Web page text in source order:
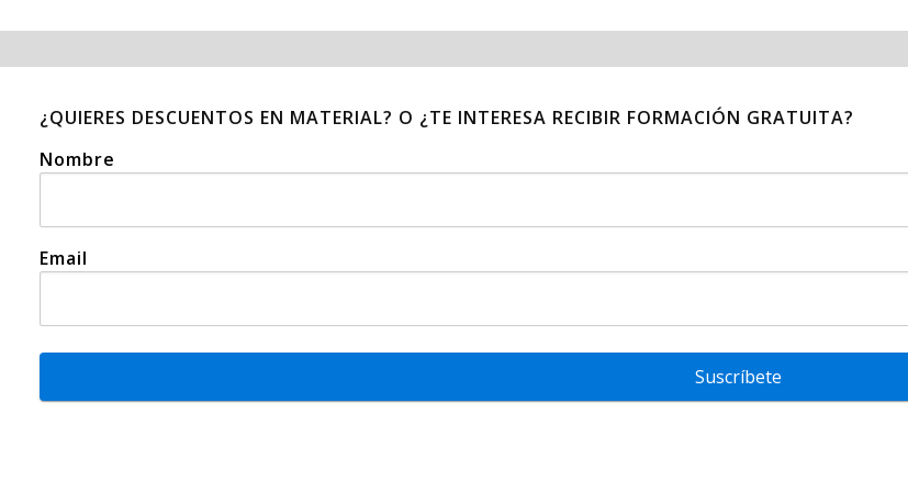
¿QUIERES DESCUENTOS EN MATERIAL? O ¿TE INTERESA RECIBIR FORMACIÓN GRATUITA?
Nombre
Email
Suscríbete